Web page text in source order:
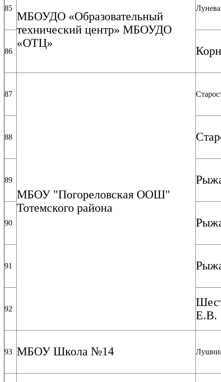
85
МБОУДО «Образовательный
технический центр» МБОУДО
«ОТЦ»
86
87
МБОУ "Погореловская ООШ"
Тотемского района
88
89
90
91
92
Е.В.
93 МБОУ Школа №14